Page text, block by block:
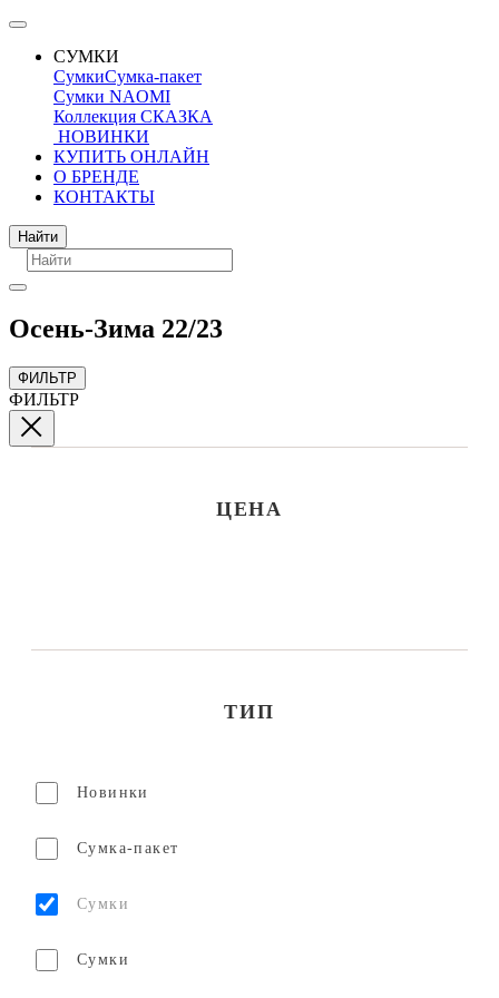
СУМКИ
СумкиСумка-пакет
Сумки NAOMI
Коллекция СКАЗКА
НОВИНКИ
КУПИТЬ ОНЛАЙН
О БРЕНДЕ
КОНТАКТЫ
Поиск
Найти
Осень-Зима 22/23
ФИЛЬТР
ФИЛЬТР
ЦЕНА
ТИП
Новинки
Сумка-пакет
Сумки
Сумки